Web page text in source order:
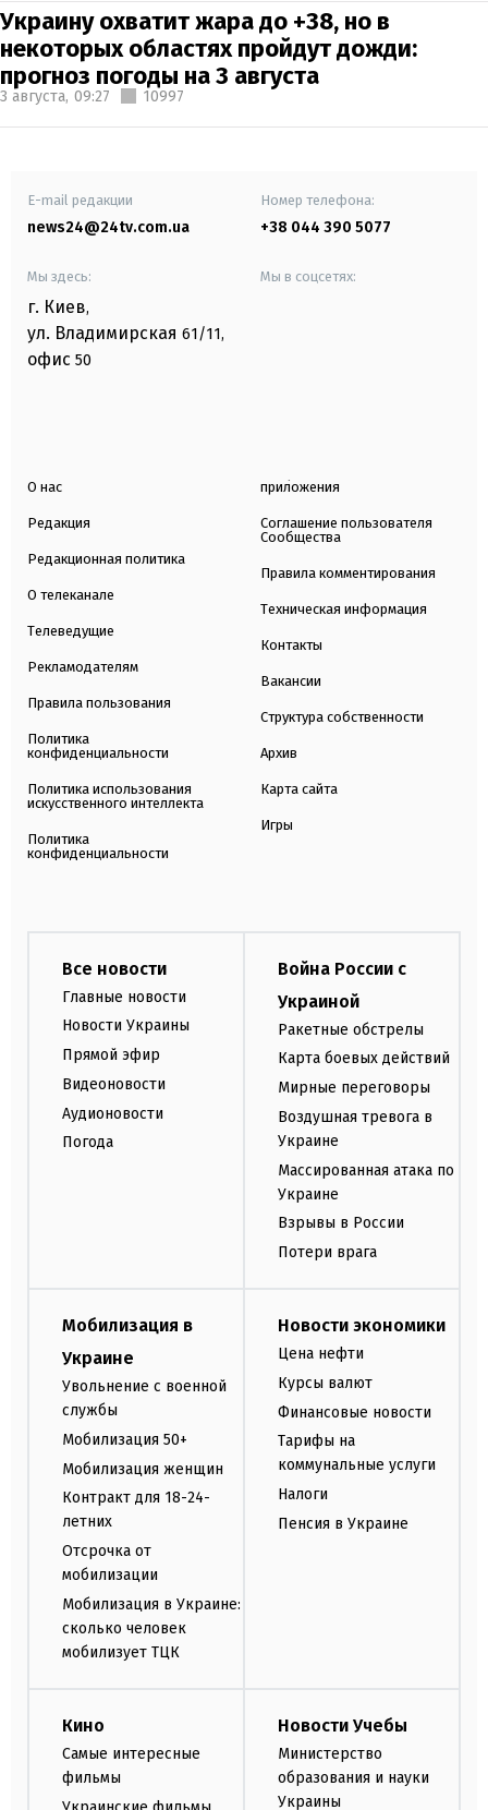
Украину охватит жара до +38, но в
некоторых областях пройдут дожди:
прогноз погоды на 3 августа
3 августа, 09:27 10997
E-mail редакции
news24@24tv.com.ua
Номер телефона:
+38 044 390 5077
Мы здесь:
г. Киев,
ул. Владимирская 61/11,
офис 50
Мы в соцсетях:
О нас
Редакция
Редакционная политика
О телеканале
Телеведущие
Рекламодателям
Правила пользования
Политика
конфиденциальности
Политика использования
искусственного интеллекта
Политика
конфиденциальности
приложения
Соглашение пользователя
Сообщества
Правила комментирования
Техническая информация
Контакты
Вакансии
Структура собственности
Архив
Карта сайта
Игры
Все новости
Главные новости
Новости Украины
Прямой эфир
Видеоновости
Аудионовости
Погода
Война России с
Украиной
Ракетные обстрелы
Карта боевых действий
Мирные переговоры
Воздушная тревога в
Украине
Массированная атака по
Украине
Взрывы в России
Потери врага
Мобилизация в
Украине
Увольнение с военной
службы
Мобилизация 50+
Мобилизация женщин
Контракт для 18-24-
летних
Отсрочка от
мобилизации
Мобилизация в Украине:
сколько человек
мобилизует ТЦК
Новости экономики
Цена нефти
Курсы валют
Финансовые новости
Тарифы на
коммунальные услуги
Налоги
Пенсия в Украине
Кино
Самые интересные
фильмы
Новости Учебы
Министерство
образования и науки
Украины